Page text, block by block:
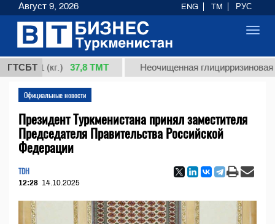
ГТСБТ
1 (кг.) 37,8 ТМТ Неочищенная глицирризиновая
Официальные новости
Президент Туркменистана принял заместителя
Председателя Правительства Российской
Федерации
TDH
12:28 14.10.2025
Август 9, 2026 ENG TM РУС